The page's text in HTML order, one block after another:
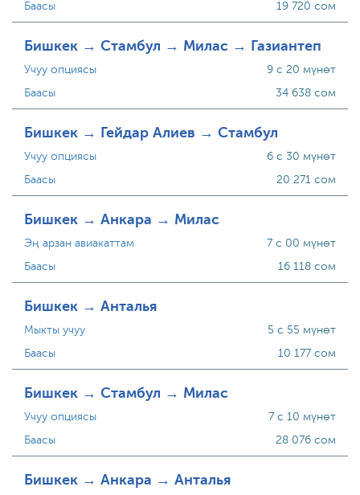
Баасы 19 720 сом
Бишкек → Стамбул → Милас → Газиантеп
Учуу опциясы
Баасы
9 с 20 мүнөт
34 638 сом
Бишкек → Гейдар Алиев → Стамбул
Учуу опциясы
Баасы
6 с 30 мүнөт
20 271 сом
Бишкек → Анкара → Милас
Эң арзан авиакаттам
Баасы
7 с 00 мүнөт
16 118 сом
Бишкек → Анталья
Мыкты учуу
Баасы
5 с 55 мүнөт
10 177 сом
Бишкек → Стамбул → Милас
Учуу опциясы
Баасы
7 с 10 мүнөт
28 076 сом
Бишкек → Анкара → Анталья